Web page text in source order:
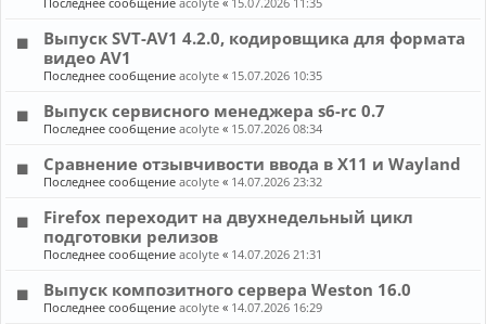
Выпуск SVT-AV1 4.2.0, кодировщика для формата
видео AV1
Последнее сообщениеacolyte « 15.07.2026 10:35
Выпуск сервисного менеджера s6-rc 0.7
Последнее сообщениеacolyte « 15.07.2026 08:34
Сравнение отзывчивости ввода в X11 и Wayland
Последнее сообщениеacolyte « 14.07.2026 23:32
Firefox переходит на двухнедельный цикл
подготовки релизов
Последнее сообщениеacolyte « 14.07.2026 21:31
Выпуск композитного сервера Weston 16.0
Последнее сообщениеacolyte « 14.07.2026 16:29